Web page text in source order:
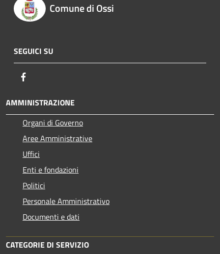
Comune di Ossi
SEGUICI SU
AMMINISTRAZIONE
Organi di Governo
Aree Amministrative
Uffici
Enti e fondazioni
Politici
Personale Amministrativo
Documenti e dati
CATEGORIE DI SERVIZIO